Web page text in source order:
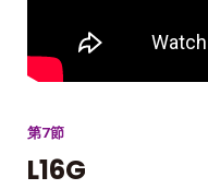
第7節
L16G